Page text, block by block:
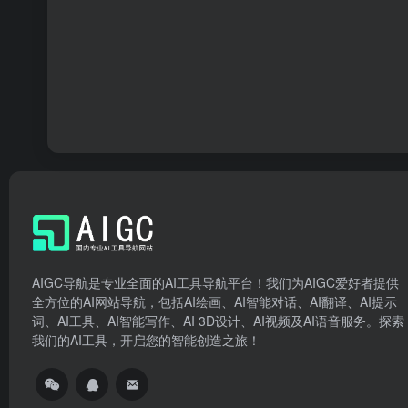
AIGC导航是专业全面的AI工具导航平台！我们为AIGC爱好者提供
全方位的AI网站导航，包括AI绘画、AI智能对话、AI翻译、AI提示
词、AI工具、AI智能写作、AI 3D设计、AI视频及AI语音服务。探索
我们的AI工具，开启您的智能创造之旅！